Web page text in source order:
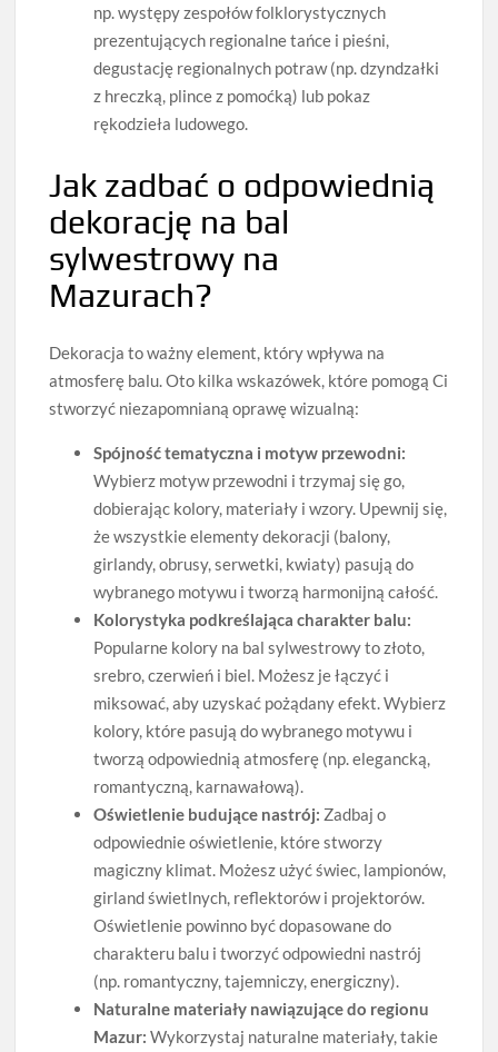
np. występy zespołów folklorystycznych
prezentujących regionalne tańce i pieśni,
degustację regionalnych potraw (np. dzyndzałki
z hreczką, plince z pomoćką) lub pokaz
rękodzieła ludowego.
Jak zadbać o odpowiednią
dekorację na bal
sylwestrowy na
Mazurach?
Dekoracja to ważny element, który wpływa na
atmosferę balu. Oto kilka wskazówek, które pomogą Ci
stworzyć niezapomnianą oprawę wizualną:
Spójność tematyczna i motyw przewodni:
Wybierz motyw przewodni i trzymaj się go,
dobierając kolory, materiały i wzory. Upewnij się,
że wszystkie elementy dekoracji (balony,
girlandy, obrusy, serwetki, kwiaty) pasują do
wybranego motywu i tworzą harmonijną całość.
Kolorystyka podkreślająca charakter balu:
Popularne kolory na bal sylwestrowy to złoto,
srebro, czerwień i biel. Możesz je łączyć i
miksować, aby uzyskać pożądany efekt. Wybierz
kolory, które pasują do wybranego motywu i
tworzą odpowiednią atmosferę (np. elegancką,
romantyczną, karnawałową).
Oświetlenie budujące nastrój: Zadbaj o
odpowiednie oświetlenie, które stworzy
magiczny klimat. Możesz użyć świec, lampionów,
girland świetlnych, reflektorów i projektorów.
Oświetlenie powinno być dopasowane do
charakteru balu i tworzyć odpowiedni nastrój
(np. romantyczny, tajemniczy, energiczny).
Naturalne materiały nawiązujące do regionu
Mazur: Wykorzystaj naturalne materiały, takie